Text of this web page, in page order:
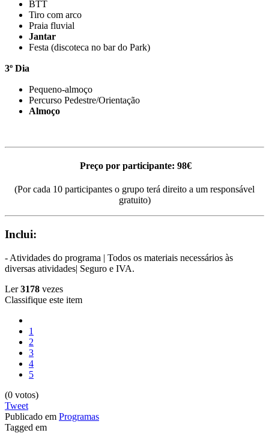
BTT
Tiro com arco
Praia fluvial
Jantar
Festa (discoteca no bar do Park)
3º Dia
Pequeno-almoço
Percurso Pedestre/Orientação
Almoço
Preço por participante: 98€
(Por cada 10 participantes o grupo terá direito a um responsável
gratuito)
Inclui:
- Atividades do programa | Todos os materiais necessários às
diversas atividades| Seguro e IVA.
Ler3178 vezes
Classifique este item
1
2
3
4
5
(0 votos)
Tweet
Publicado em Programas
Tagged em